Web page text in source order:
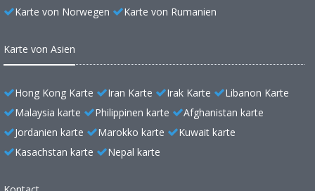
Karte von Norwegen
Karte von Rumanien
Karte von Asien
Hong Kong Karte Iran Karte Irak Karte
Libanon Karte
Malaysia karte
Philippinen karte
Afghanistan karte
Jordanien karte
Marokko karte
Kuwait karte
Kasachstan karte
Nepal karte